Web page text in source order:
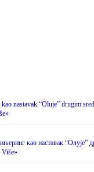
nastavak “Oluje” drugim
као наставак “Олује”
Više»